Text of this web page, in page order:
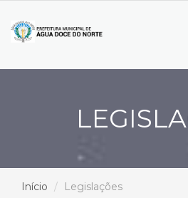
Início Legislações